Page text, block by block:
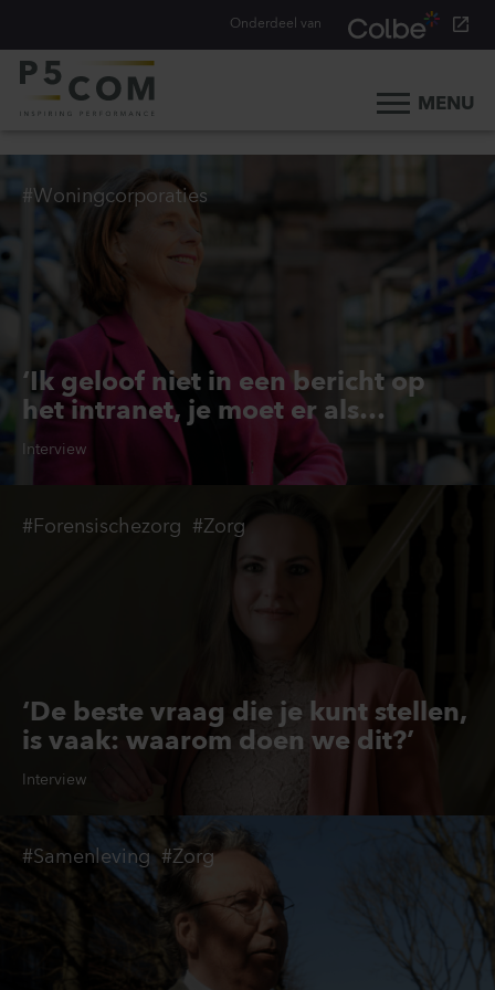
Onderdeel van
MENU
Onze aanpak
Onze mensen
Ons verhaal
Werken bij
Werken bij P5COM
Alle consultancy vacatures
Contact
‘Ik geloof niet in een bericht op
het intranet, je moet er als
bestuurder zijn’
Interview
#Woningcorporaties
‘De beste vraag die je kunt stellen,
is vaak: waarom doen we dit?’
Interview
#Forensischezorg #Zorg
#Samenleving #Zorg